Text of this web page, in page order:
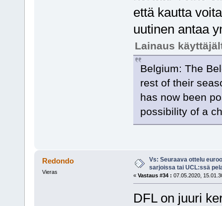
että kautta
uutinen antaa
Lainaus
Belgium: The
rest of their
has now been
possibility of a
Redondo
Vieras
Vs: Seuraava ottelu
sarjoissa tai UCL:ssä
« Vastaus #34 : 07.05.2020,
DFL on juuri